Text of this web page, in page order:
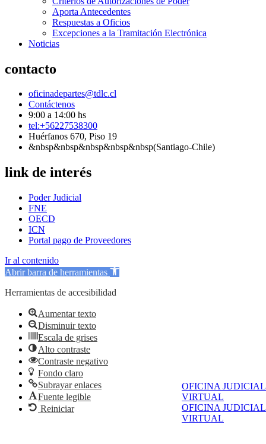
OFICINA JUDICIAL
VIRTUAL
OFICINA JUDICIAL
VIRTUAL
Aporta Antecedentes
Respuestas a Oficios
Excepciones a la Tramitación Electrónica
Noticias
contacto
oficinadepartes@tdlc.cl
Contáctenos
9:00 a 14:00 hs
tel:+56227538300
Huérfanos 670, Piso 19
&nbsp&nbsp&nbsp&nbsp&nbsp(Santiago-Chile)
link de interés
Poder Judicial
FNE
OECD
ICN
Portal pago de Proveedores
Ir al contenido
Abrir barra de herramientas
Herramientas de accesibilidad
Aumentar texto
Disminuir texto
Escala de grises
Alto contraste
Contraste negativo
Fondo claro
Subrayar enlaces
Fuente legible
Reiniciar